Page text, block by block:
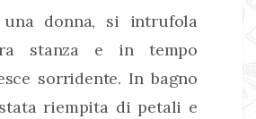
donna, si intrufola
stanza e in tempo
sorridente. In bagno
riempita di petali e